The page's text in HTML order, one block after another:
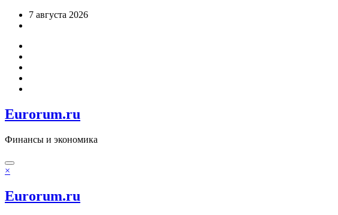
Перейти7 августа 2026
Eurorum.ru
Финансы и экономика
×
Eurorum.ru